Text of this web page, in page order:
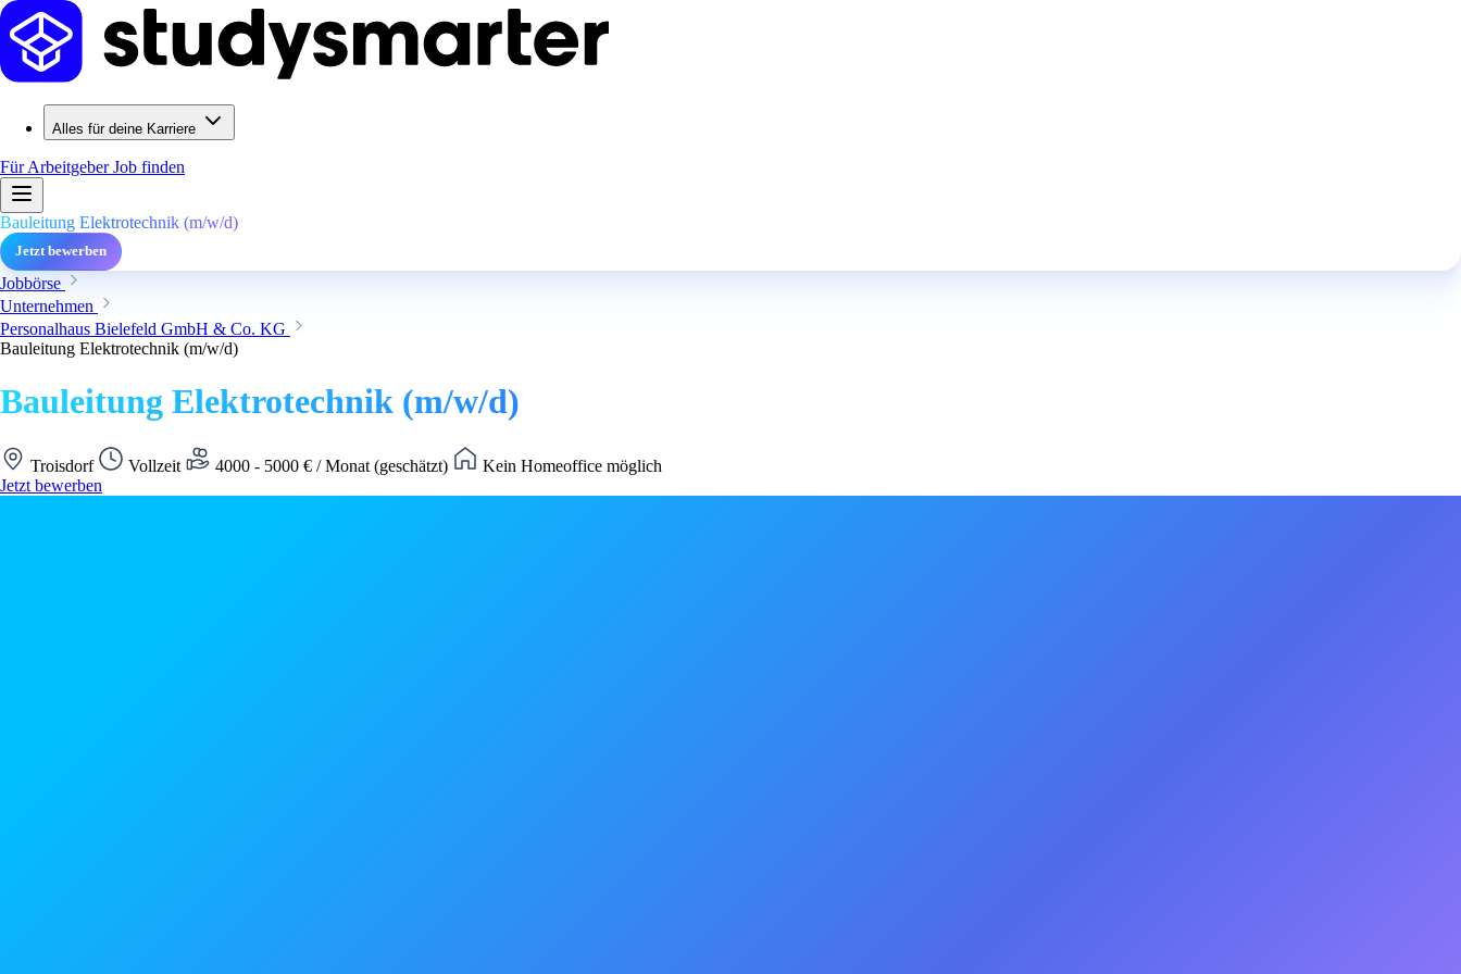
Alles für deine Karriere
Für ArbeitgeberJob finden
Bauleitung Elektrotechnik (m/w/d)
Jetzt bewerben
Jobbörse
Unternehmen
Personalhaus Bielefeld GmbH & Co. KG
Bauleitung Elektrotechnik (m/w/d)
Bauleitung Elektrotechnik (m/w/d)
Troisdorf Vollzeit 4000 - 5000 € / Monat (geschätzt)
Kein Homeoffice möglich
Jetzt bewerben